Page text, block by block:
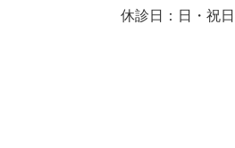
休診日：日・祝日